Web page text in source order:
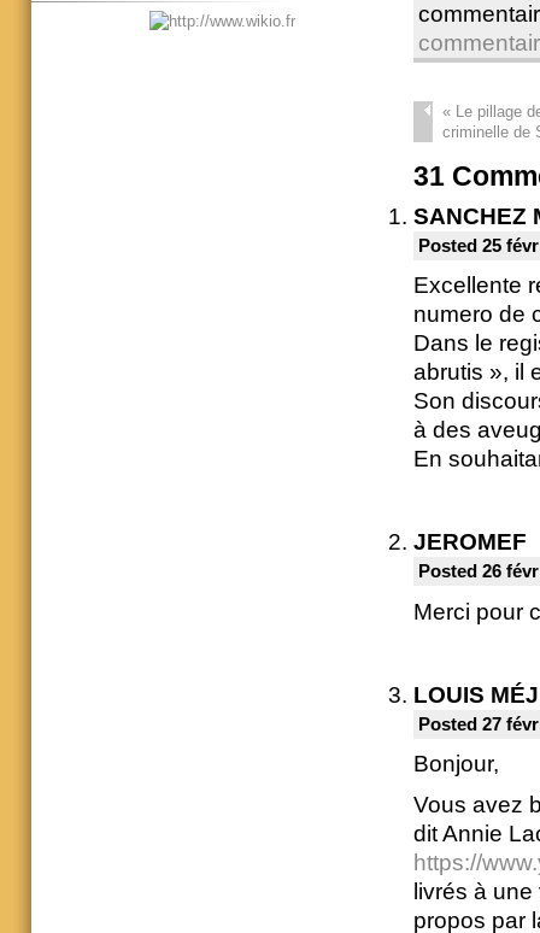
«Le pillage
criminelle de
31
SANCHEZ
Posted 25
Excellente
numero de
Dans le
abrutis », il
Son
à des
En
JEROMEF
Posted 26
Merci pour
LOUIS
Posted 27
Bonjour,
Vous avez
dit Annie
https://
livrés à une
propos par